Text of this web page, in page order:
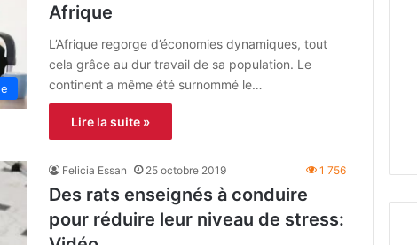
Afrique
L’Afrique regorge d’économies dynamiques, tout
cela grâce au dur travail de sa population. Le
continent a même été surnommé le…
Lire la suite »
Felicia Essan 25 octobre 2019 1 756
Des rats enseignés à conduire
pour réduire leur niveau de stress: